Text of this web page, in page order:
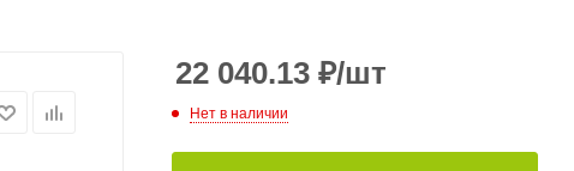
22 040.13 ₽/шт
Нет в наличии